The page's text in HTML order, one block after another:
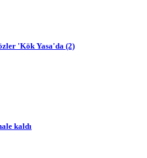
'Kök Yasa'da (2)
kaldı